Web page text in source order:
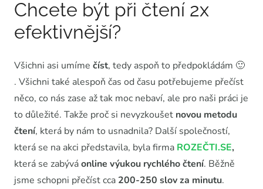
Chcete být při čtení 2x
efektivnější?
Všichni asi umíme číst, tedy aspoň to předpokládám 🙂
. Všichni také alespoň čas od času potřebujeme přečíst
něco, co nás zase až tak moc nebaví, ale pro naši práci je
to důležité. Takže proč si nevyzkoušet novou metodu
čtení, která by nám to usnadnila? Další společností,
která se na akci představila, byla firma ROZEČTI.SE,
která se zabýváonline výukou rychlého čtení. Běžně
jsme schopni přečíst cca 200-250 slov za minutu.